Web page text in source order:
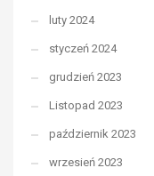
luty 2024
styczeń 2024
grudzień 2023
Listopad 2023
październik 2023
wrzesień 2023